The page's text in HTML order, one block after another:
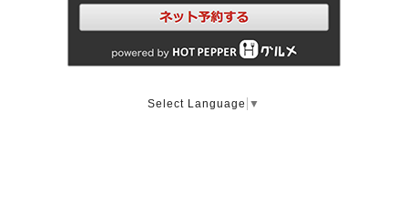
Select Language ▼